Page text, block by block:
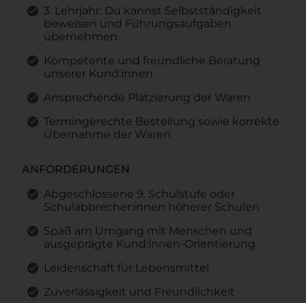
3. Lehrjahr: Du kannst Selbstständigkeit
beweisen und Führungsaufgaben
übernehmen.
Kompetente und freundliche Beratung
unserer Kund:innen
Ansprechende Platzierung der Waren
Termingerechte Bestellung sowie korrekte
Übernahme der Waren
ANFORDERUNGEN
Abgeschlossene 9. Schulstufe oder
Schulabbrecher:innen höherer Schulen
Spaß am Umgang mit Menschen und
ausgeprägte Kund:innen-Orientierung
Leidenschaft für Lebensmittel
Zuverlässigkeit und Freundlichkeit